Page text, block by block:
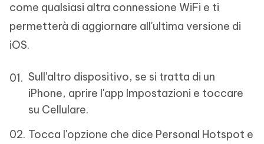
come qualsiasi altra connessione WiFi e ti
permetterà di aggiornare all'ultima versione di
iOS.
Sull'altro dispositivo, se si tratta di un
iPhone, aprire l'app Impostazioni e toccare
su Cellulare.
Tocca l'opzione che dice Personal Hotspot e